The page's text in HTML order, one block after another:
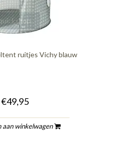
ruitjes Vichy blauw
€49,95
aan winkelwagen